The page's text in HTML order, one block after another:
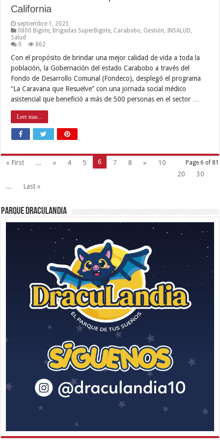
California
septiembre 1, 2025
0800 Bigote, Brigadas SuperBigote, Carabobo, Gestión, INSALUD,
Salud
0
862
Con el propósito de brindar una mejor calidad de vida a toda la
población, la Gobernación del estado Carabobo a través del
Fondo de Desarrollo Comunal (Fondeco), desplegó el programa
“La Caravana que Resuelve” con una jornada social médico
asistencial que benefició a más de 500 personas en el sector …
Leer mas...
Page 6 of 81
« First ... « 4 5 6 7 8 »
10
20
30
...
Last »
Parque Draculandia